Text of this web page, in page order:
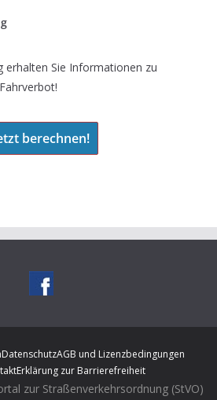
erhalten Sie Informationen zu
berechnen!
DatenschutzAGB und Lizenzbedingungen
Erklärung zur Barrierefreiheit
zur Straßenverkehrsordnung (StVO)